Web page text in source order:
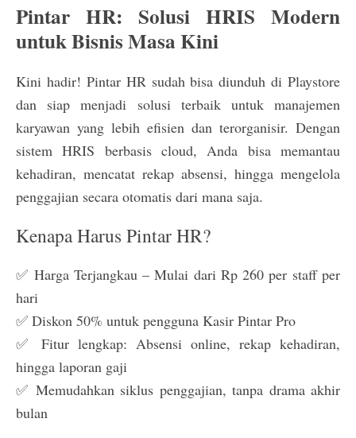
Pintar HR: Solusi HRIS Modern
untuk Bisnis Masa Kini
Kini hadir! Pintar HR sudah bisa diunduh di Playstore
dan siap menjadi solusi terbaik untuk manajemen
karyawan yang lebih efisien dan terorganisir. Dengan
sistem HRIS berbasis cloud, Anda bisa memantau
kehadiran, mencatat rekap absensi, hingga mengelola
penggajian secara otomatis dari mana saja.
Kenapa Harus Pintar HR?
✅ Harga Terjangkau – Mulai dari Rp 260 per staff per
hari
✅ Diskon 50% untuk pengguna Kasir Pintar Pro
✅ Fitur lengkap: Absensi online, rekap kehadiran,
hingga laporan gaji
✅ Memudahkan siklus penggajian, tanpa drama akhir
bulan